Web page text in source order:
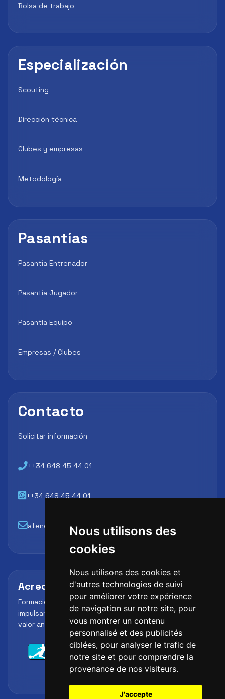
Nous utilisons des
cookies
Nous utilisons des cookies et
d'autres technologies de suivi
pour améliorer votre expérience
de navigation sur notre site, pour
vous montrer un contenu
personnalisé et des publicités
ciblées, pour analyser le trafic de
notre site et pour comprendre la
provenance de nos visiteurs.
J'accepte
Bolsa de trabajo
Especialización
Scouting
Dirección técnica
Clubes y empresas
Metodología
Pasantías
Pasantía Entrenador
Pasantía Jugador
Pasantía Equipo
Empresas / Clubes
Contacto
Solicitar información
++34 648 45 44 01
++34 648 45 44 01
atencion@futbollab.com
Acreditaciones y alianzas
Formación, metodología y reconocimiento para
impulsar el perfil profesional del alumno y reforzar su
valor ante clubes, academias y entidades deportivas.